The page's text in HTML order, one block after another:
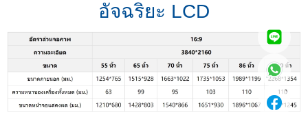
อัจฉริยะ LCD